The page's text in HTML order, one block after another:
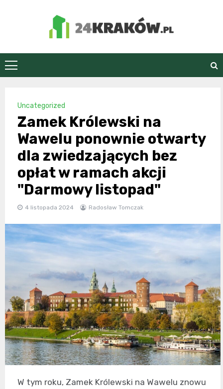
24Kraków.pl
Uncategorized
Zamek Królewski na
Wawelu ponownie otwarty
dla zwiedzających bez
opłat w ramach akcji
"Darmowy listopad"
4 listopada 2024 Radosław Tomczak
W tym roku, Zamek Królewski na Wawelu znowu